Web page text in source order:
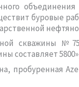
буровые
скважины
составляет
пробуренная